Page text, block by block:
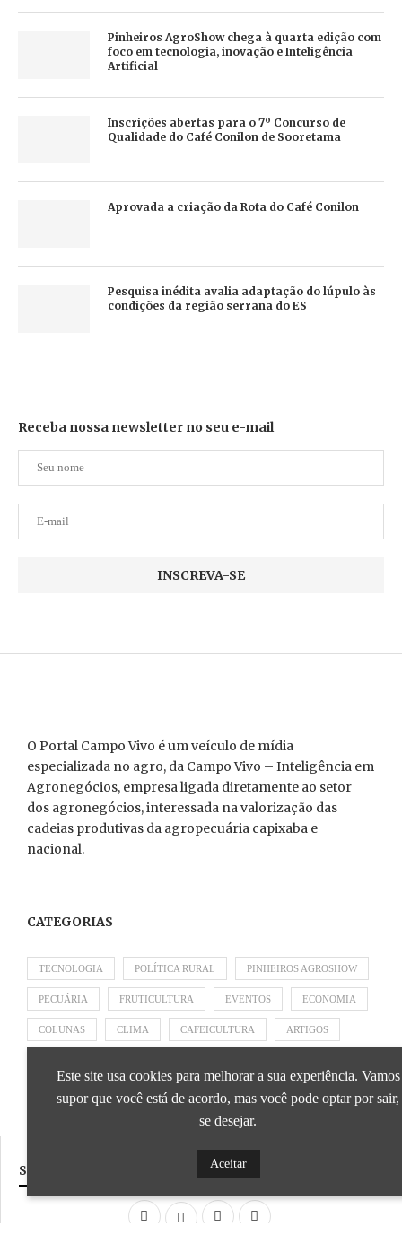
Pinheiros AgroShow chega à quarta edição com
foco em tecnologia, inovação e Inteligência
Artificial
Inscrições abertas para o 7º Concurso de
Qualidade do Café Conilon de Sooretama
Aprovada a criação da Rota do Café Conilon
Pesquisa inédita avalia adaptação do lúpulo às
condições da região serrana do ES
Receba nossa newsletter no seu e-mail
O Portal Campo Vivo é um veículo de mídia
especializada no agro, da Campo Vivo – Inteligência em
Agronegócios, empresa ligada diretamente ao setor
dos agronegócios, interessada na valorização das
cadeias produtivas da agropecuária capixaba e
nacional.
CATEGORIAS
TECNOLOGIA POLÍTICA RURAL PINHEIROS AGROSHOW
PECUÁRIA FRUTICULTURA EVENTOS ECONOMIA
COLUNAS CLIMA CAFEICULTURA ARTIGOS
APRESENTADO POR BRAPEX
SIGA NOSSAS REDES SOCIAIS
Este site usa cookies para melhorar a sua experiência. Vamos
supor que você está de acordo, mas você pode optar por sair,
se desejar.
Aceitar